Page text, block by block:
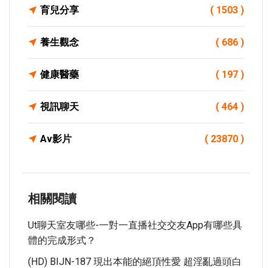
育兒分享 ( 1503 )
養生觀念 ( 686 )
健康醫藥 ( 197 )
視訊聊天 ( 464 )
Av影片 ( 23870 )
相關閱讀
Ut聊天室友哪些-一對一直播社交交友app有哪些具
體的完成形式？
(HD) BIJN-187 現出本能的絕頂性愛 超淫亂過頭白